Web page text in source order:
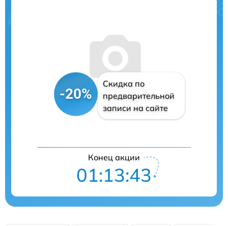
-20%
Скидка по
предварительной
записи на сайте
Конец акции
01:13:42